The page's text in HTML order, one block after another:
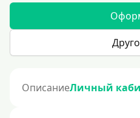
ОписаниеЛичный